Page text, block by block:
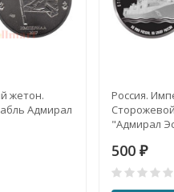
жетон.
Адмирал
Россия.
"Адмирал
500 ₽